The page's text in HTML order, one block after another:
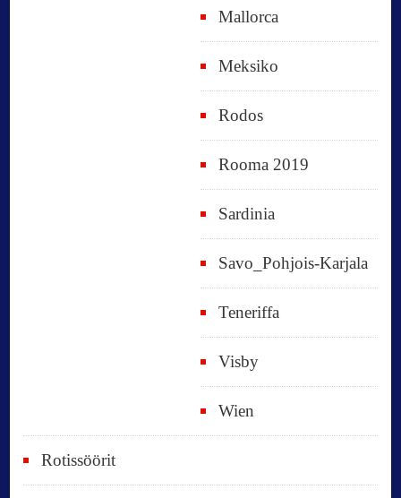
Mallorca
Meksiko
Rodos
Rooma 2019
Sardinia
Savo_Pohjois-Karjala
Teneriffa
Visby
Wien
Rotissöörit